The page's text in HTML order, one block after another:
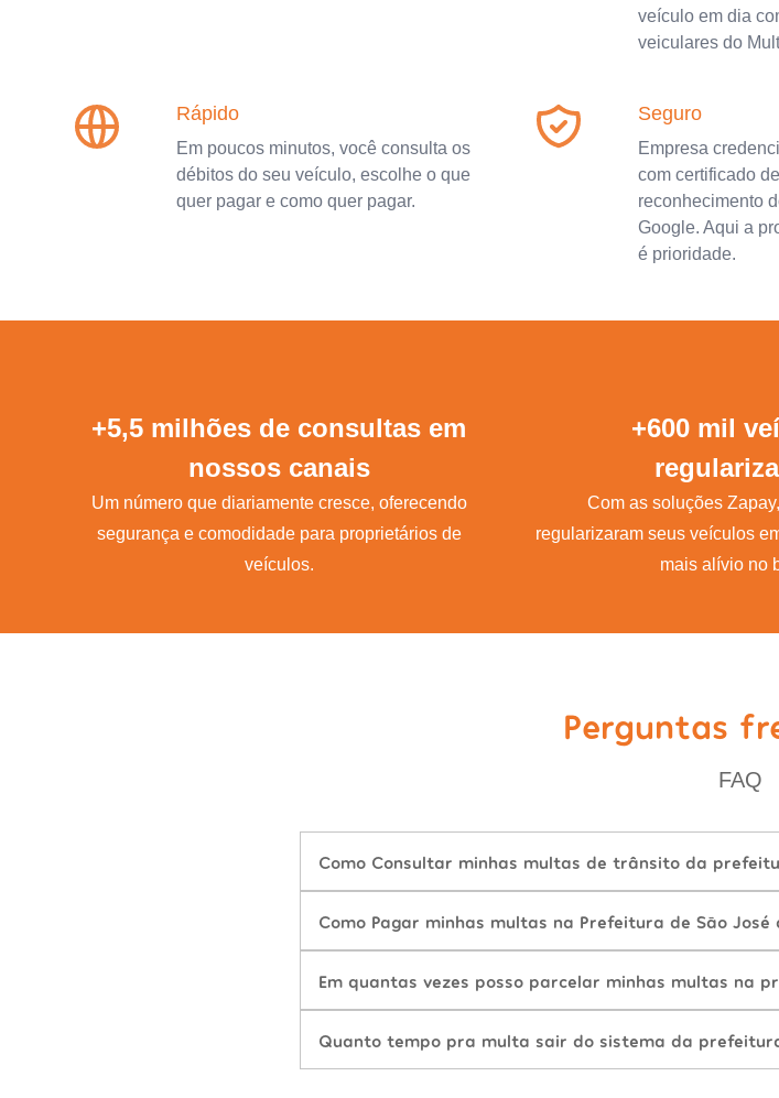
veículo em dia
veiculares do
Rápido
Em poucos minutos, você consulta os
débitos do seu veículo, escolhe o que
quer pagar e como quer pagar.
Seguro
Empresa
com certificado
reconhecimento
Google. Aqui a
é prioridade.
+5,5 milhões de consultas em
nossos canais
Um número que diariamente cresce, oferecendo
segurança e comodidade para proprietários de
veículos.
+600 mil
Com as soluções
regularizaram seus veículos
mais alívio no
Perguntas
FAQ
Como Consultar minhas multas de trânsito da
Como Pagar minhas multas na Prefeitura de São José
Em quantas vezes posso parcelar minhas multas na
Quanto tempo pra multa sair do sistema da